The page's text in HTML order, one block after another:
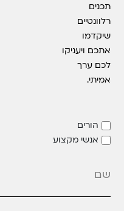
תכנים
רלוונטיים
שיקדמו
אתכם ויעניקו
לכם ערך
אמיתי.
הורים
אנשי מקצוע